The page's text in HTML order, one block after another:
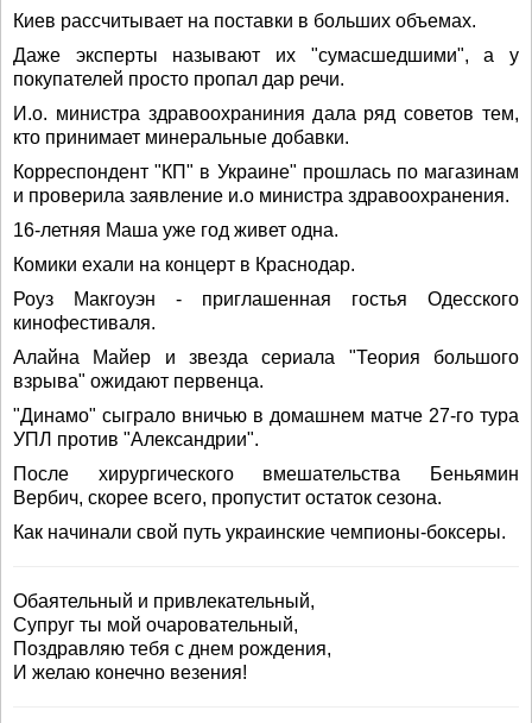
Киев рассчитывает на поставки в больших объемах.
Даже эксперты называют их "сумасшедшими", а у
покупателей просто пропал дар речи.
И.о. министра здравоохраниния дала ряд советов тем,
кто принимает минеральные добавки.
Корреспондент "КП" в Украине" прошлась по магазинам
и проверила заявление и.о министра здравоохранения.
16-летняя Маша уже год живет одна.
Комики ехали на концерт в Краснодар.
Роуз Макгоуэн - приглашенная гостья Одесского
кинофестиваля.
Алайна Майер и звезда сериала "Теория большого
взрыва" ожидают первенца.
"Динамо" сыграло вничью в домашнем матче 27-го тура
УПЛ против "Александрии".
После хирургического вмешательства Беньямин
Вербич, скорее всего, пропустит остаток сезона.
Как начинали свой путь украинские чемпионы-боксеры.
Обаятельный и привлекательный,
Супруг ты мой очаровательный,
Поздравляю тебя с днем рождения,
И желаю конечно везения!